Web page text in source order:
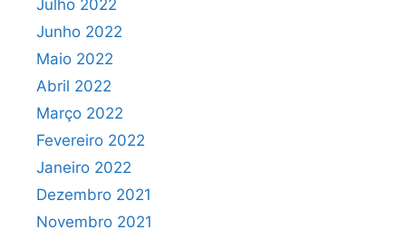
Julho 2022
Junho 2022
Maio 2022
Abril 2022
Março 2022
Fevereiro 2022
Janeiro 2022
Dezembro 2021
Novembro 2021